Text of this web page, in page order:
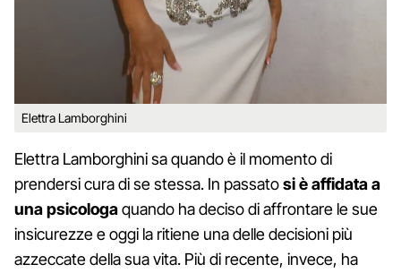
Elettra Lamborghini
Elettra Lamborghini sa quando è il momento di
prendersi cura di se stessa. In passatosi è affidata a
una psicologaquando ha deciso di affrontare le sue
insicurezze e oggi la ritiene una delle decisioni più
azzeccate della sua vita. Più di recente, invece, ha